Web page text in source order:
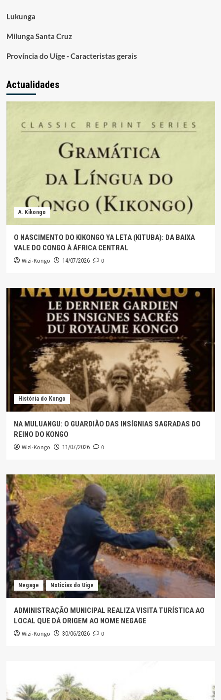
Lukunga
Milunga Santa Cruz
Província do Uíge - Caracteristas gerais
Actualidades
A. Kikongo
O NASCIMENTO DO KIKONGO YA LETA (KITUBA): DA BAIXA
VALE DO CONGO À ÁFRICA CENTRAL
Wizi-Kongo 14/07/2026 0
História do Kongo
NA MULUANGU: O GUARDIÃO DAS INSÍGNIAS SAGRADAS DO
REINO DO KONGO
Wizi-Kongo 11/07/2026 0
Negage Noticias do Uige
ADMINISTRAÇÃO MUNICIPAL REALIZA VISITA TURÍSTICA AO
LOCAL QUE DÁ ORIGEM AO NOME NEGAGE
Wizi-Kongo 30/06/2026 0